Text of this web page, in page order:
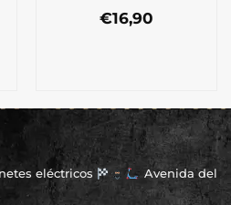
€16,90
eléctricos
Avenida del